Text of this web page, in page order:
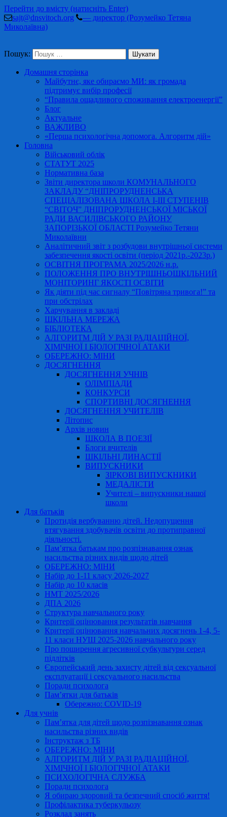
Перейти до вмісту (натисніть Enter)
sajt@dnsvitoch.org
— директор (Розумейко Тетяна
Миколаївна)
Пошук:
Домашня сторінка
Майбутнє, яке обираємо МИ: як громада
підтримує вибір професії
“Правила ощадливого споживання електроенергії”
Блог
Актуальне
ВАЖЛИВО
«Перша психологічна допомога. Алгоритм дій»
Головна
Військовий облік
СТАТУТ 2025
Нормативна база
Звіти директора школи КОМУНАЛЬНОГО
ЗАКЛАДУ “ДНІПРОРУДНЕНСЬКА
СПЕЦІАЛІЗОВАНА ШКОЛА І-ІІІ СТУПЕНІВ
“СВІТОЧ” ДНІПРОРУДНЕНСЬКОЇ МІСЬКОЇ
РАДИ ВАСИЛІВСЬКОГО РАЙОНУ
ЗАПОРІЗЬКОЇ ОБЛАСТІ Розумейко Тетяни
Миколаївни
Аналітичний звіт з розбудови внутрішньої системи
забезпечення якості освіти (період 2021р.-2023р.)
ОСВІТНЯ ПРОГРАМА 2025/2026 н.р.
ПОЛОЖЕННЯ ПРО ВНУТРІШНЬОШКІЛЬНИЙ
МОНІТОРИНГ ЯКОСТІ ОСВІТИ
Як діяти під час сигналу “Повітряна тривога!” та
при обстрілах
Харчування в закладі
ШКІЛЬНА МЕРЕЖА
БІБЛІОТЕКА
АЛГОРИТМ ДІЙ У РАЗІ РАДІАЦІЙНОЇ,
ХІМІЧНОЇ І БІОЛОГІЧНОЇ АТАКИ
ОБЕРЕЖНО: МІНИ
ДОСЯГНЕННЯ
ДОСЯГНЕННЯ УЧНІВ
ОЛІМПІАДИ
КОНКУРСИ
СПОРТИВНІ ДОСЯГНЕННЯ
ДОСЯГНЕННЯ УЧИТЕЛІВ
Літопис
Архів новин
ШКОЛА В ПОЕЗІЇ
Блоги вчителів
ШКІЛЬНІ ДИНАСТІЇ
ВИПУСКНИКИ
ЗІРКОВІ ВИПУСКНИКИ
МЕДАЛІСТИ
Учителі – випускники нашої
школи
Для батьків
Протидія вербуванню дітей. Недопущення
втягування здобувачів освіти до протиправної
діяльності.
Пам’ятка батькам про розпізнавання ознак
насильства різних видів щодо дітей
ОБЕРЕЖНО: МІНИ
Набір до 1-11 класу 2026-2027
Набір до 10 класів
НМТ 2025/2026
ДПА 2026
Структура навчального року
Критерії оцінювання результатів навчання
Критерії оцінювання навчальних досягнень 1-4, 5-
11 класи НУШ 2025-2026 навчального року
Про поширення агресивної субкультури серед
підлітків
Європейський день захисту дітей від сексуальної
експлуатації і сексуального насильства
Поради психолога
Пам’ятки для батьків
Обережно: COVID-19
Для учнів
Пам’ятка для дітей щодо розпізнавання ознак
насильства різних видів
Інструктаж з ТБ
ОБЕРЕЖНО: МІНИ
АЛГОРИТМ ДІЙ У РАЗІ РАДІАЦІЙНОЇ,
ХІМІЧНОЇ І БІОЛОГІЧНОЇ АТАКИ
ПСИХОЛОГІЧНА СЛУЖБА
Поради психолога
Я обираю здоровий та безпечний спосіб життя!
Профілактика туберкульозу
Розклад занять